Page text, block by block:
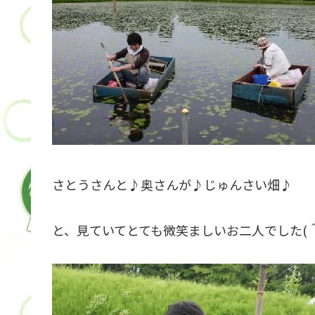
さとうさんと♪奥さんが♪じゅんさい畑♪
と、見ていてとても微笑ましいお二人でした(